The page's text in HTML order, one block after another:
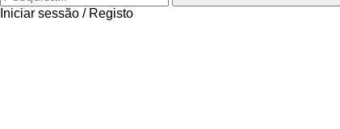
Iniciar sessão / Registo